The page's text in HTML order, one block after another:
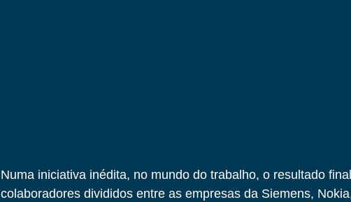
Numa iniciativa inédita, no mundo do trabalho, o resultado
colaboradores divididos entre as empresas da Siemens,